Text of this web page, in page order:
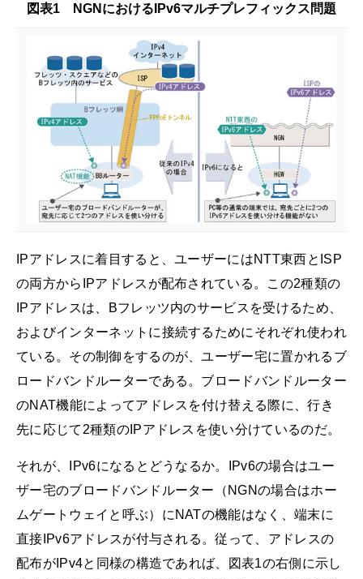
図表1 NGNにおけるIPv6マルチプレフィックス問題
IPアドレスに着目すると、ユーザーにはNTT東西とISP
の両方からIPアドレスが配布されている。この2種類の
IPアドレスは、Bフレッツ内のサービスを受けるため、
およびインターネットに接続するためにそれぞれ使われ
ている。その制御をするのが、ユーザー宅に置かれるブ
ロードバンドルーターである。ブロードバンドルーター
のNAT機能によってアドレスを付け替える際に、行き
先に応じて2種類のIPアドレスを使い分けているのだ。
それが、IPv6になるとどうなるか。IPv6の場合はユー
ザー宅のブロードバンドルーター（NGNの場合はホー
ムゲートウェイと呼ぶ）にNATの機能はなく、端末に
直接IPv6アドレスが付与される。従って、アドレスの
配布がIPv4と同様の構造であれば、図表1の右側に示し